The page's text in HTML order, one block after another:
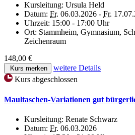
Kursleitung: Ursula Held
Datum: Fr. 06.03.2026 - Fr.
Uhrzeit: 15:00 - 17:00 Uhr
Ort: Stammheim, Gymnasium,
Zeichenraum
148,00 €
Kurs merken
weitere Details
Kurs abgeschlossen
Maultaschen-Variationen gut
Kursleitung: Renate Schwarz
Datum: Fr. 06.03.2026